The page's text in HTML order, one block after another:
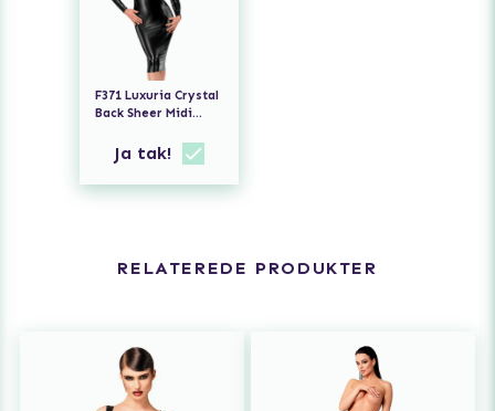
F371 Luxuria Crystal
Back Sheer Midi
Ja tak!
RELATEREDE PRODUKTER